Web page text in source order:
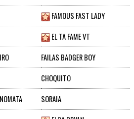
FAMOUS FAST LADY
EL TA FAME VT
FAILAS BADGER BOY
CHOQUITO
SORAIA